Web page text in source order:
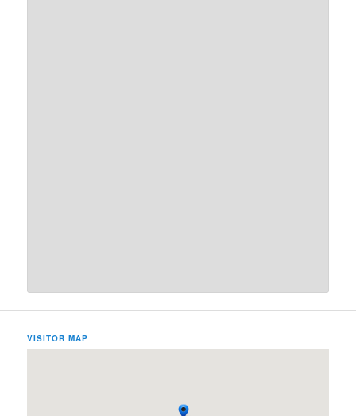
VISITOR MAP